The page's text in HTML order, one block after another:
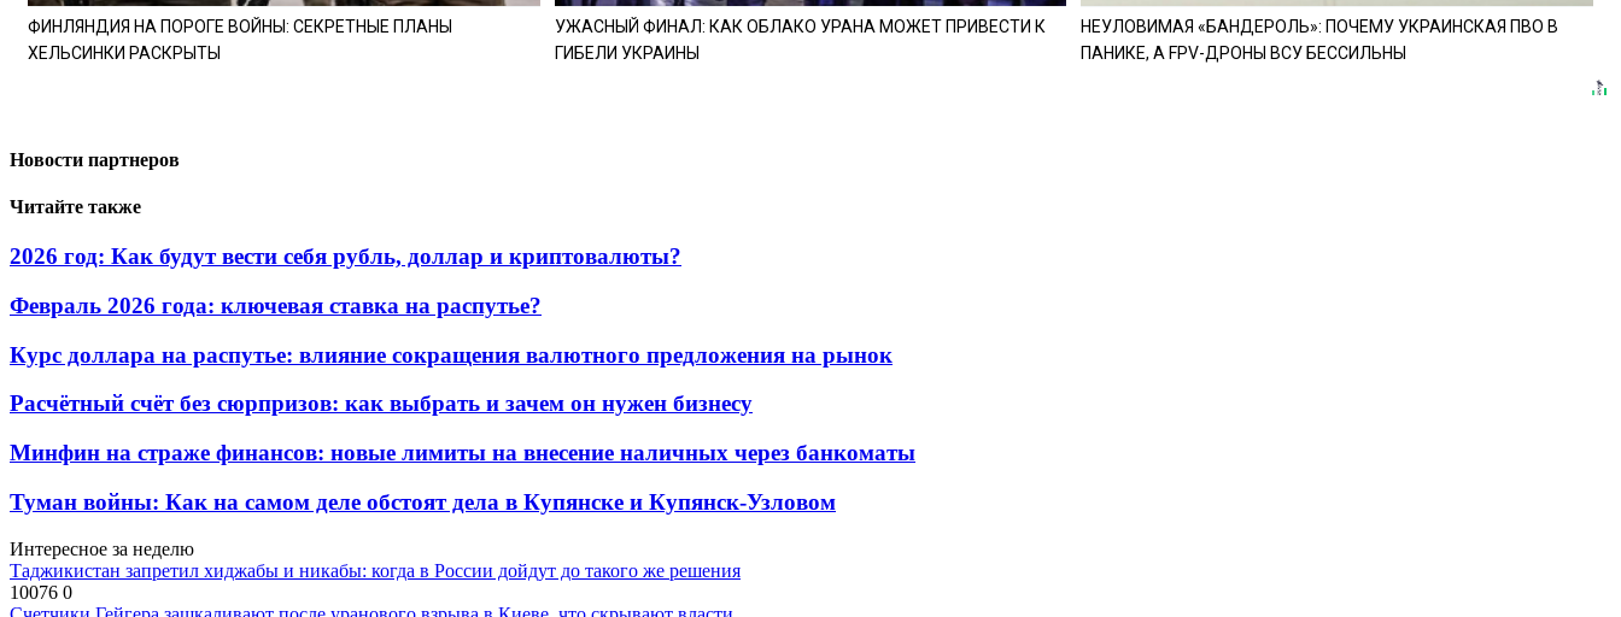
ФИНЛЯНДИЯ НА ПОРОГЕ ВОЙНЫ: СЕКРЕТНЫЕ ПЛАНЫ
ХЕЛЬСИНКИ РАСКРЫТЫ
УЖАСНЫЙ ФИНАЛ: КАК ОБЛАКО УРАНА МОЖЕТ ПРИВЕСТИ К
ГИБЕЛИ УКРАИНЫ
НЕУЛОВИМАЯ «БАНДЕРОЛЬ»: ПОЧЕМУ УКРАИНСКАЯ ПВО В
ПАНИКЕ, А FPV-ДРОНЫ ВСУ БЕССИЛЬНЫ
Новости партнеров
Читайте также
2026 год: Как будут вести себя рубль, доллар и криптовалюты?
Февраль 2026 года: ключевая ставка на распутье?
Курс доллара на распутье: влияние сокращения валютного предложения на рынок
Расчётный счёт без сюрпризов: как выбрать и зачем он нужен бизнесу
Минфин на страже финансов: новые лимиты на внесение наличных через банкоматы
Туман войны: Как на самом деле обстоят дела в Купянске и Купянск-Узловом
Интересное за неделю
Таджикистан запретил хиджабы и никабы: когда в России дойдут до такого же решения
10076 0